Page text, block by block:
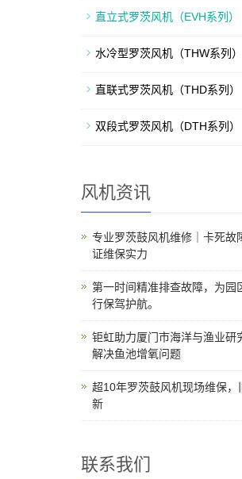
直立式罗茨风机（EVH系列）
水冷型罗茨风机（THW系列）
直联式罗茨风机（THD系列）
双段式罗茨风机（DTH系列）
风机资讯
专业罗茨鼓风机维修｜卡死故
证维保实力
第一时间精准排查故障，为园
行保驾护航。
钜虹助力厦门市海洋与渔业研
解决鱼池增氧问题
超10年罗茨鼓风机现场维保，
新
联系我们